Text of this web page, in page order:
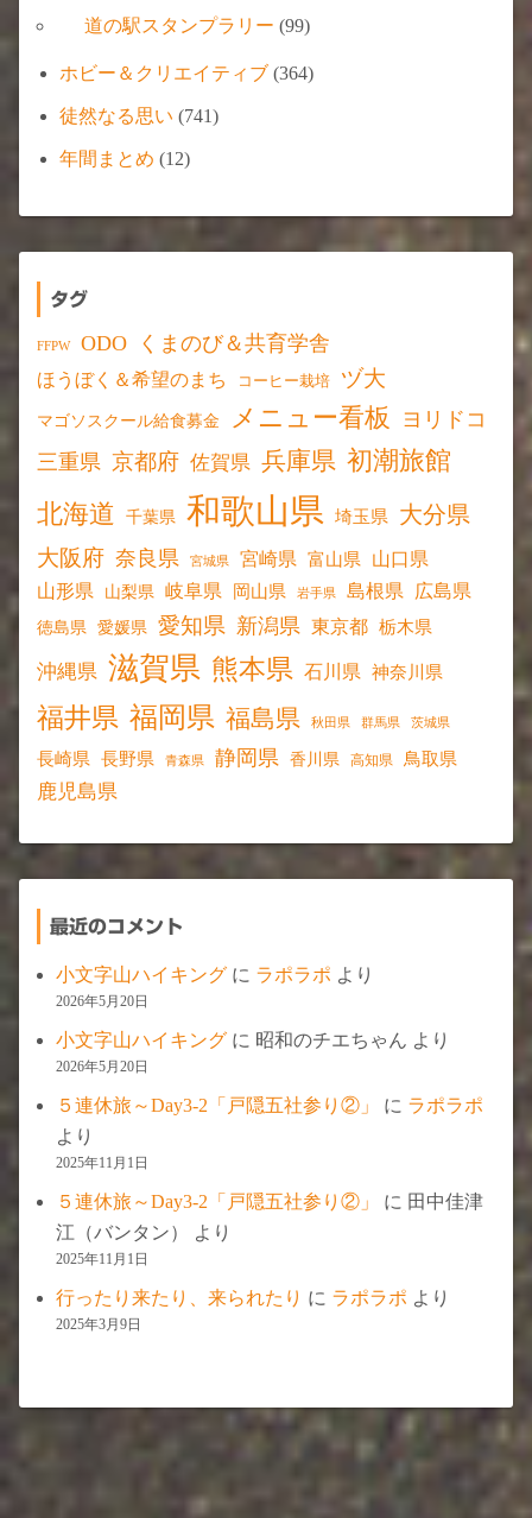
道の駅スタンプラリー (99)
ホビー＆クリエイティブ (364)
徒然なる思い (741)
年間まとめ (12)
タグ
FFPW ODO くまのび＆共育学舎
ほうぼく＆希望のまち コーヒー栽培 ヅ大
マゴソスクール給食募金 メニュー看板
ヨリドコ
三重県 京都府 佐賀県 兵庫県 初潮旅館
北海道
千葉県 和歌山県 埼玉県 大分県
大阪府 奈良県 宮城県 宮崎県 富山県 山口県
山形県 山梨県 岐阜県 岡山県 岩手県 島根県 広島県
徳島県 愛媛県 愛知県 新潟県 東京都 栃木県
沖縄県 滋賀県 熊本県 石川県 神奈川県
福井県 福岡県 福島県 秋田県 群馬県 茨城県
長崎県 長野県 青森県 静岡県 香川県 高知県 鳥取県
鹿児島県
最近のコメント
小文字山ハイキング に ラポラポ より
2026年5月20日
小文字山ハイキング に 昭和のチエちゃん より
2026年5月20日
５連休旅～Day3-2「戸隠五社参り②」 に ラポラポ
より
2025年11月1日
５連休旅～Day3-2「戸隠五社参り②」 に 田中佳津
江（バンタン）
より
2025年11月1日
行ったり来たり、来られたり に ラポラポ より
2025年3月9日